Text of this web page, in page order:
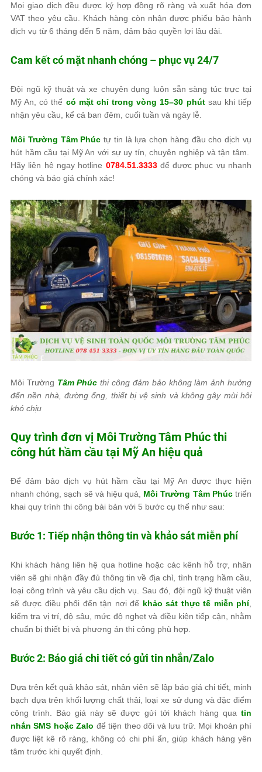
Mọi giao dịch đều được ký hợp đồng rõ ràng và xuất hóa đơn
VAT theo yêu cầu. Khách hàng còn nhận được phiếu bảo hành
dịch vụ từ 6 tháng đến 5 năm, đảm bảo quyền lợi lâu dài.
Cam kết có mặt nhanh chóng – phục vụ 24/7
Đội ngũ kỹ thuật và xe chuyên dụng luôn sẵn sàng túc trực tại
Mỹ An, có thể có mặt chỉ trong vòng 15–30 phútsau khi tiếp
nhận yêu cầu, kể cả ban đêm, cuối tuần và ngày lễ.
Môi Trường Tâm Phúc tự tin là lựa chọn hàng đầu cho dịch vụ
hút hầm cầu tại Mỹ An với sự uy tín, chuyên nghiệp và tận tâm.
Hãy liên hệ ngay hotline 0784.51.3333để được phục vụ nhanh
chóng và báo giá chính xác!
Môi Trường Tâm Phúc thi công đảm bảo không làm ảnh hưởng
đến nền nhà, đường ống, thiết bị vệ sinh và không gây mùi hôi
khó chịu
Quy trình đơn vị Môi Trường Tâm Phúc thi
công hút hầm cầu tại Mỹ An hiệu quả
Để đảm bảo dịch vụ hút hầm cầu tại Mỹ An được thực hiện
nhanh chóng, sạch sẽ và hiệu quả, Môi Trường Tâm Phúctriển
khai quy trình thi công bài bản với 5 bước cụ thể như sau:
Bước 1: Tiếp nhận thông tin và khảo sát miễn phí
Khi khách hàng liên hệ qua hotline hoặc các kênh hỗ trợ, nhân
viên sẽ ghi nhận đầy đủ thông tin về địa chỉ, tình trạng hầm cầu,
loại công trình và yêu cầu dịch vụ. Sau đó, đội ngũ kỹ thuật viên
sẽ được điều phối đến tận nơi để khảo sát thực tế miễn phí,
kiểm tra vị trí, độ sâu, mức độ nghẹt và điều kiện tiếp cận, nhằm
chuẩn bị thiết bị và phương án thi công phù hợp.
Bước 2: Báo giá chi tiết có gửi tin nhắn/Zalo
Dựa trên kết quả khảo sát, nhân viên sẽ lập báo giá chi tiết, minh
bạch dựa trên khối lượng chất thải, loại xe sử dụng và đặc điểm
công trình. Báo giá này sẽ được gửi tới khách hàng qua tin
nhắn SMS hoặc Zalo để tiện theo dõi và lưu trữ. Mọi khoản phí
được liệt kê rõ ràng, không có chi phí ẩn, giúp khách hàng yên
tâm trước khi quyết định.